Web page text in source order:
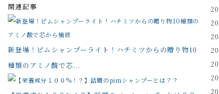
関連記事
新登場！ピムシャンプーライト！ハチミツからの贈り物10
種類のアミノ酸で芯...